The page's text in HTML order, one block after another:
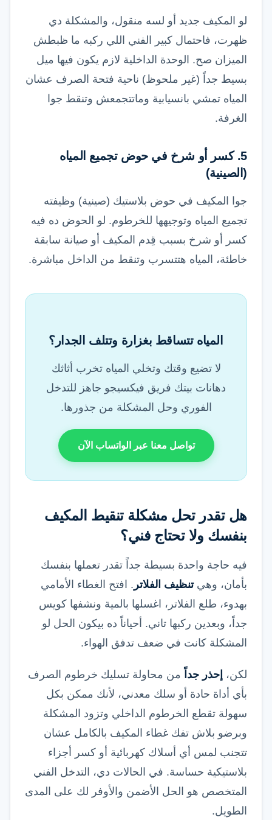
لو المكيف جديد أو لسه منقول، والمشكلة دي
ظهرت، فاحتمال كبير الفني اللي ركبه ما ظبطش
الميزان صح. الوحدة الداخلية لازم يكون فيها ميل
بسيط جداً (غير ملحوظ) ناحية فتحة الصرف عشان
المياه تمشي بانسيابية وماتتجمعش وتنقط جوا
الغرفة.
5. كسر أو شرخ في حوض تجميع المياه
(الصينية)
جوا المكيف في حوض بلاستيك (صينية) وظيفته
تجميع المياه وتوجيهها للخرطوم. لو الحوض ده فيه
كسر أو شرخ بسبب قِدم المكيف أو صيانة سابقة
خاطئة، المياه هتتسرب وتنقط من الداخل مباشرة.
المياه تتساقط بغزارة وتتلف الجدار؟
لا تضيع وقتك وتخلي المياه تخرب أثاثك
دهانات بيتك فريق فيكسيجو جاهز للتدخل
الفوري وحل المشكلة من جذورها.
تواصل معنا عبر الواتساب الآن
هل تقدر تحل مشكلة تنقيط المكيف
بنفسك ولا تحتاج فني؟
فيه حاجة واحدة بسيطة جداً تقدر تعملها بنفسك
بأمان، وهيتنظيف الفلاتر . افتح الغطاء الأمامي
بهدوء، طلع الفلاتر، اغسلها بالمية ونشفها كويس
جداً، وبعدين ركبها تاني. أحياناً ده بيكون الحل لو
المشكلة كانت في ضعف تدفق الهواء.
لكن، إحذر جداً من محاولة تسليك خرطوم الصرف
بأي أداة حادة أو سلك معدني، لأنك ممكن بكل
سهولة تقطع الخرطوم الداخلي وتزود المشكلة
وبرضو بلاش تفك غطاء المكيف بالكامل عشان
تتجنب لمس أي أسلاك كهربائية أو كسر أجزاء
بلاستيكية حساسة. في الحالات دي، التدخل الفني
المتخصص هو الحل الأضمن والأوفر لك على المدى
الطويل.